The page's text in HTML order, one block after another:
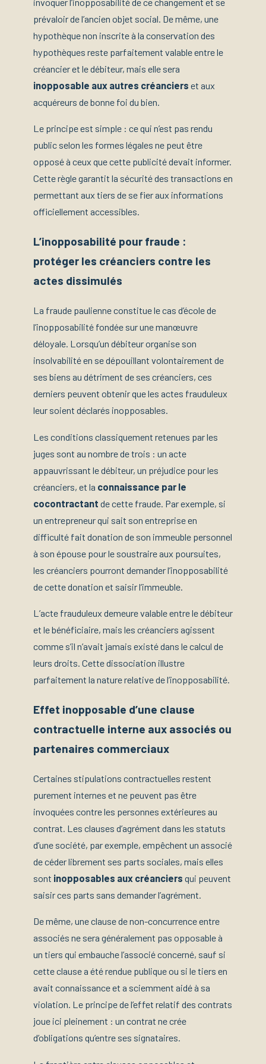
prévaloir de l’ancien objet social. De même, une
hypothèque non inscrite à la conservation des
hypothèques reste parfaitement valable entre le
créancier et le débiteur, mais elle sera
inopposable aux autres créanciers et aux
acquéreurs de bonne foi du bien.
Le principe est simple : ce qui n’est pas rendu
public selon les formes légales ne peut être
opposé à ceux que cette publicité devait informer.
Cette règle garantit la sécurité des transactions en
permettant aux tiers de se fier aux informations
officiellement accessibles.
L’inopposabilité pour fraude :
protéger les créanciers contre les
actes dissimulés
La fraude paulienne constitue le cas d’école de
l’inopposabilité fondée sur une manœuvre
déloyale. Lorsqu’un débiteur organise son
insolvabilité en se dépouillant volontairement de
ses biens au détriment de ses créanciers, ces
derniers peuvent obtenir que les actes frauduleux
leur soient déclarés inopposables.
Les conditions classiquement retenues par les
juges sont au nombre de trois : un acte
appauvrissant le débiteur, un préjudice pour les
créanciers, et la connaissance par le
cocontractant de cette fraude. Par exemple, si
un entrepreneur qui sait son entreprise en
difficulté fait donation de son immeuble personnel
à son épouse pour le soustraire aux poursuites,
les créanciers pourront demander l’inopposabilité
de cette donation et saisir l’immeuble.
L’acte frauduleux demeure valable entre le débiteur
et le bénéficiaire, mais les créanciers agissent
comme s’il n’avait jamais existé dans le calcul de
leurs droits. Cette dissociation illustre
parfaitement la nature relative de l’inopposabilité.
Effet inopposable d’une clause
contractuelle interne aux associés ou
partenaires commerciaux
Certaines stipulations contractuelles restent
purement internes et ne peuvent pas être
invoquées contre les personnes extérieures au
contrat. Les clauses d’agrément dans les statuts
d’une société, par exemple, empêchent un associé
de céder librement ses parts sociales, mais elles
sont inopposables aux créanciers qui peuvent
saisir ces parts sans demander l’agrément.
De même, une clause de non-concurrence entre
associés ne sera généralement pas opposable à
un tiers qui embauche l’associé concerné, sauf si
cette clause a été rendue publique ou si le tiers en
avait connaissance et a sciemment aidé à sa
violation. Le principe de l’effet relatif des contrats
joue ici pleinement : un contrat ne crée
d’obligations qu’entre ses signataires.